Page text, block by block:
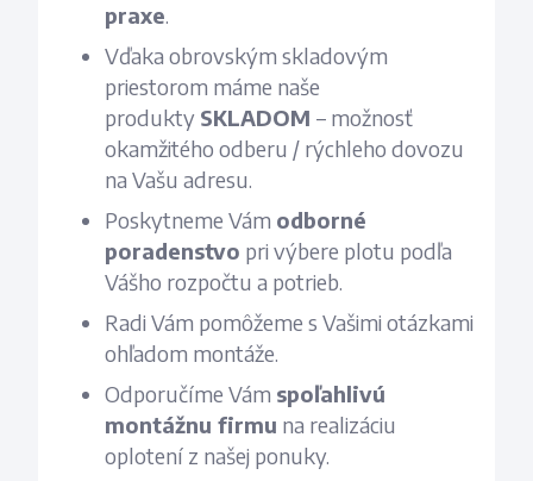
praxe.
Vďaka obrovským skladovým
priestorom máme naše
produkty SKLADOM – možnosť
okamžitého odberu / rýchleho dovozu
na Vašu adresu.
Poskytneme Vám odborné
poradenstvo pri výbere plotu podľa
Vášho rozpočtu a potrieb.
Radi Vám pomôžeme s Vašimi otázkami
ohľadom montáže.
Odporučíme Vám spoľahlivú
montážnu firmu na realizáciu
oplotení z našej ponuky.